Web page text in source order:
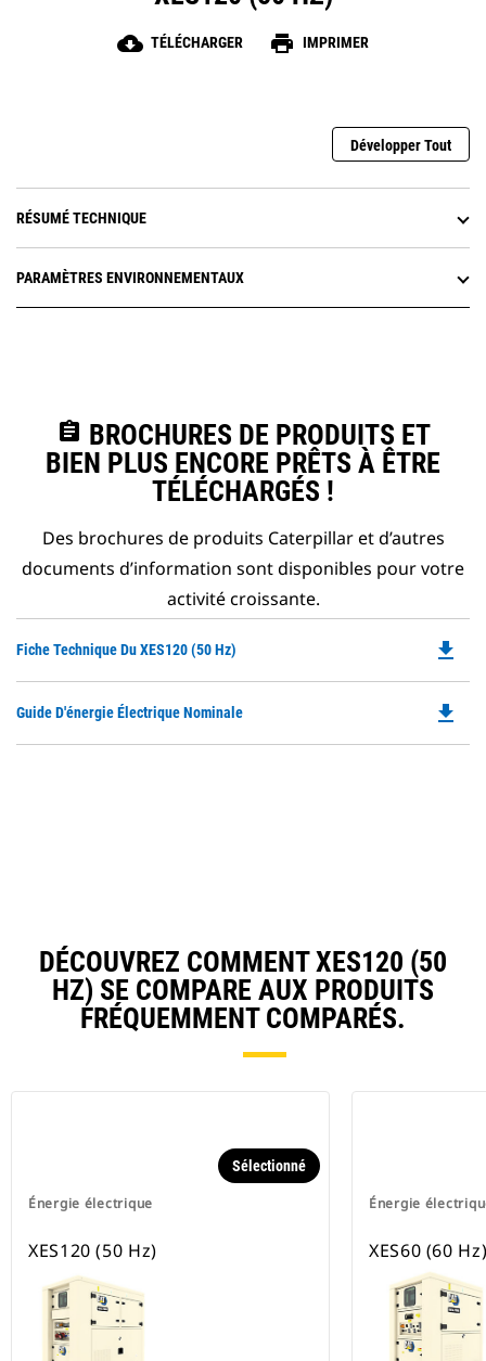
cloud_download TÉLÉCHARGER print IMPRIMER
Développer Tout
RÉSUMÉ TECHNIQUE
PARAMÈTRES ENVIRONNEMENTAUX
assignment BROCHURES DE PRODUITS ET
BIEN PLUS ENCORE PRÊTS À ÊTRE
TÉLÉCHARGÉS !
Des brochures de produits Caterpillar et d’autres
documents d’information sont disponibles pour votre
activité croissante.
Fiche Technique Du XES120 (50 Hz)
a
file_download
Guide D'énergie Électrique Nominale file_download
DÉCOUVREZ COMMENT XES120 (50
HZ) SE COMPARE AUX PRODUITS
FRÉQUEMMENT COMPARÉS.
Énergie électrique
Sélectionné
XES120 (50 Hz)
Énergie
XES60 (60